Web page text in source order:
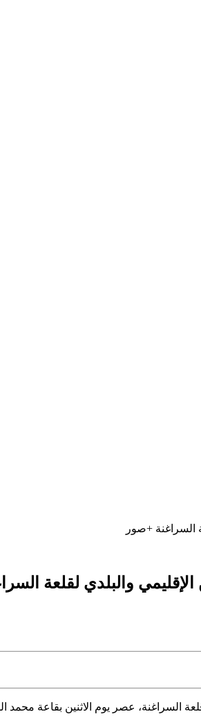
السراغنة +صور
الإقليمي والبلدي لقلعة
السراغنة، عصر يوم الاثنين بقاعة محمد